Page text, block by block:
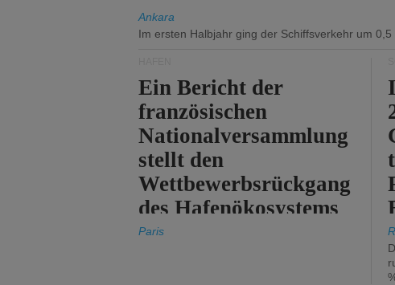
Ankara
Im ersten Halbjahr ging der Schiffsverkehr um 0,5
Ein Bericht der
französischen
Nationalversammlung
stellt den
Wettbewerbsrückgang
des Hafenökosystems
des Staates fest.
Paris